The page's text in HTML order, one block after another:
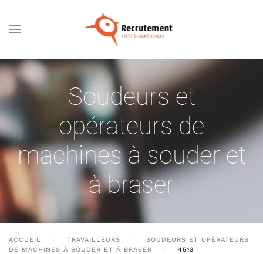
Passer au contenu principal
Soudeurs et
opérateurs de
machines à souder et
à braser
ACCUEIL TRAVAILLEURS
SOUDEURS ET OPÉRATEURS
DE MACHINES À SOUDER ET À BRASER
4513